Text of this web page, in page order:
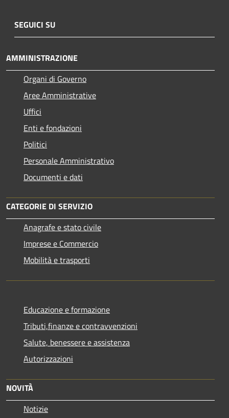
SEGUICI SU
AMMINISTRAZIONE
Organi di Governo
Aree Amministrative
Uffici
Enti e fondazioni
Politici
Personale Amministrativo
Documenti e dati
CATEGORIE DI SERVIZIO
Anagrafe e stato civile
Imprese e Commercio
Mobilità e trasporti
Educazione e formazione
Tributi,finanze e contravvenzioni
Salute, benessere e assistenza
Autorizzazioni
NOVITÀ
Notizie